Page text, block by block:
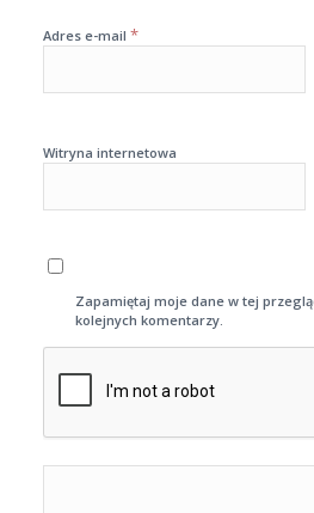
Adres e-mail *
Witryna internetowa
Zapamiętaj moje dane w tej
kolejnych komentarzy.